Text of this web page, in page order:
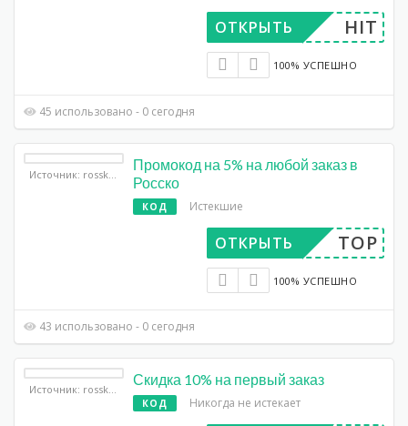
HIT
ОТКРЫТЬ
100% УСПЕШНО
45 использовано - 0 сегодня
Промокод на 5% на любой заказ в
Росско
КОД Истекшие
TOP
ОТКРЫТЬ
100% УСПЕШНО
43 использовано - 0 сегодня
Источник: rossko.ru
Скидка 10% на первый заказ
КОД Никогда не истекает